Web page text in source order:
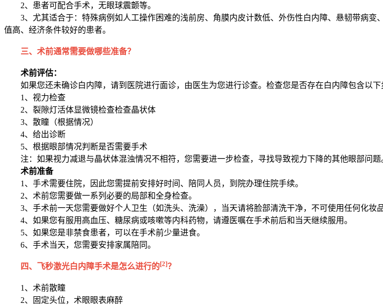
2、患者可配合手术，无眼球震颤等。
3、尤其适合于：特殊病例如人工操作困难的浅前房、角膜内皮计数低、外伤性白内障、悬韧带病
值高、经济条件较好的患者。
三、术前通常需要做哪些准备？
术前评估：
如果您还未确诊白内障，请到医院进行面诊，由医生为您进行诊查。检查您是否存在白内障包含以下
1、视力检查
2、裂隙灯活体显微镜检查检查晶状体
3、散瞳（根据情况）
4、给出诊断
5、根据眼部情况判断是否需要手术
注：如果视力减退与晶状体混浊情况不相符，您需要进一步检查，寻找导致视力下降的其他眼部问题
术前准备
1、手术需要住院，因此您需提前安排好时间、陪同人员，到院办理住院手续。
2、术前您需要做一系列必要的局部和全身检查。
3、手术前一天您需要做好个人卫生（如洗头、洗澡），当天请将脸部清洗干净，不可使用任何化妆
4、如果您有服用高血压、糖尿病或咳嗽等内科药物，请遵医嘱在手术前后和当天继续服用。
5、如果您是非禁食患者，可以在手术前少量进食。
6、手术当天，您需要安排家属陪同。
四、飞秒激光白内障手术是怎么进行的[2]？
1、术前散瞳
2、固定头位，术眼眼表麻醉